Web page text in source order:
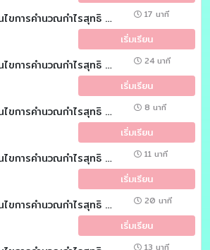
- มาตรา 65 ทวิ เงื่อนไขการคำนวณกำไรสุทธิ มาตรา 65 ทวิ (10) : (วันละมาตรา) 17 นาที
เริ่มเรียน
- มาตรา 65 ทวิ เงื่อนไขการคำนวณกำไรสุทธิ มาตรา 65 ทวิ (9) : (วันละมาตรา) 24 นาที
เริ่มเรียน
- มาตรา 65 ทวิ เงื่อนไขการคำนวณกำไรสุทธิ มาตรา 65 ทวิ (7)(8) : (วันละมาตรา) 8 นาที
เริ่มเรียน
- มาตรา 65 ทวิ เงื่อนไขการคำนวณกำไรสุทธิ มาตรา 65 ทวิ (6) : (วันละมาตรา) 11 นาที
เริ่มเรียน
- มาตรา 65 ทวิ เงื่อนไขการคำนวณกำไรสุทธิ มาตรา 65 ทวิ (5) : (วันละมาตรา) 20 นาที
เริ่มเรียน
13 นาที